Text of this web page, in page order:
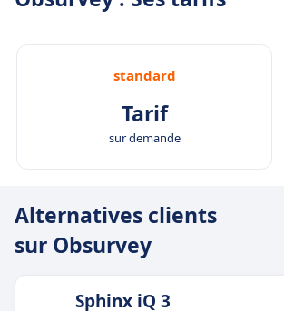
standard
Tarif
sur demande
Alternatives clients
sur Obsurvey
Sphinx iQ 3